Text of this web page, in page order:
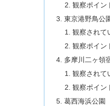
観察ポイン
東京港野鳥公
観察されて
観察ポイン
多摩川二ヶ領
観察されて
観察ポイン
葛西海浜公園